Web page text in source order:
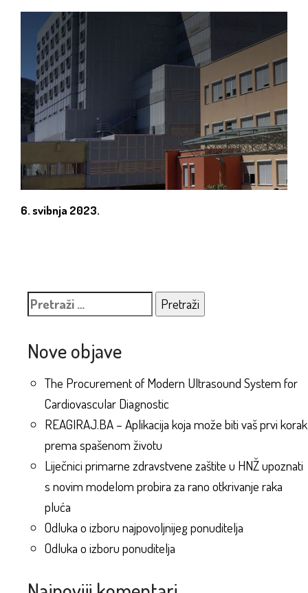
6. svibnja 2023.
Pretraži:
Nove objave
The Procurement of Modern Ultrasound System for
Cardiovascular Diagnostic
REAGIRAJ.BA – Aplikacija koja može biti vaš prvi korak
prema spašenom životu
Liječnici primarne zdravstvene zaštite u HNŽ upoznati
s novim modelom probira za rano otkrivanje raka
pluća
Odluka o izboru najpovoljnijeg ponuditelja
Odluka o izboru ponuditelja